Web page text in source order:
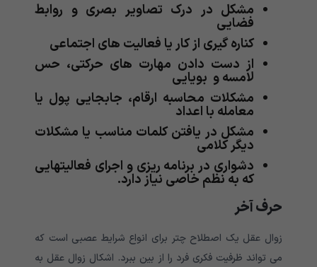
مشکل در درک تصاویر بصری و روابط
فضایی
کناره گیری از کار یا فعالیت های اجتماعی
از دست دادن مهارت های حرکتی، حس
لامسه و بویایی
مشکلات محاسبه ارقام، جابجایی پول یا
معامله با اعداد
مشکل در یافتن کلمات مناسب یا مشکلات
دیگر کلامی
دشواری در برنامه ریزی و اجرای فعالیتهایی
که به نظم خاصی نیاز دارد.
حرف آخر
زوال عقل یک اصطلاح چتر برای انواع شرایط عصبی است که
می تواند ظرفیت فکری فرد را از بین ببرد. اشکال زوال عقل به